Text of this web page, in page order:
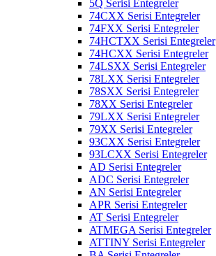
5Q Serisi Entegreler
74CXX Serisi Entegreler
74FXX Serisi Entegreler
74HCTXX Serisi Entegreler
74HCXX Serisi Entegreler
74LSXX Serisi Entegreler
78LXX Serisi Entegreler
78SXX Serisi Entegreler
78XX Serisi Entegreler
79LXX Serisi Entegreler
79XX Serisi Entegreler
93CXX Serisi Entegreler
93LCXX Serisi Entegreler
AD Serisi Entegreler
ADC Serisi Entegreler
AN Serisi Entegreler
APR Serisi Entegreler
AT Serisi Entegreler
ATMEGA Serisi Entegreler
ATTINY Serisi Entegreler